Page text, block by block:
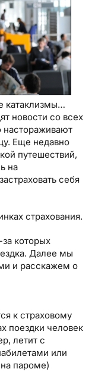
катаклизмы…
новости со всех
настораживают
Еще недавно
путешествий,
на
себя
страхования.
которых
Далее мы
и расскажем о
к страховому
поездки человек
летит с
или
пароме)